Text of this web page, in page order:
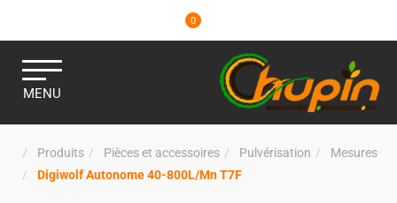
0
MENU
Produits Pièces et accessoires Pulvérisation
Mesures
Digiwolf Autonome 40-800L/Mn T7F